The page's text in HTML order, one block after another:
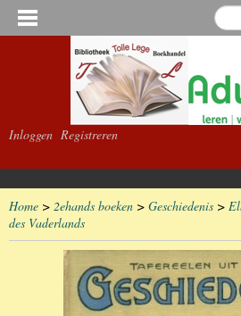
Inloggen Registreren
Home > 2ehands boeken > Geschiedenis >
des Vaderlands